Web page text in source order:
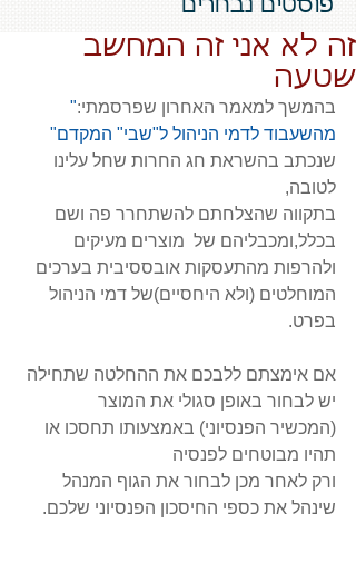
פוסטים נבחרים
זה לא אני זה המחשב
שטעה
בהמשך למאמר האחרון שפרסמתי:"
מהשעבוד לדמי הניהול ל"שבי" המקדם"
שנכתב בהשראת חג החרות שחל עלינו
לטובה,
בתקווה שהצלחתם להשתחרר פה ושם
בכלל,ומכבליהם של  מוצרים מעיקים
ולהרפות מהתעסקות אובססיבית בערכים
המוחלטים (ולא היחסיים)של דמי הניהול
בפרט.
אם אימצתם ללבכם את ההחלטה שתחילה
יש לבחור באופן סגולי את המוצר
(המכשיר הפנסיוני) באמצעותו תחסכו או
תהיו מבוטחים לפנסיה
ורק לאחר מכן לבחור את הגוף המנהל
שינהל את כספי החיסכון הפנסיוני שלכם.